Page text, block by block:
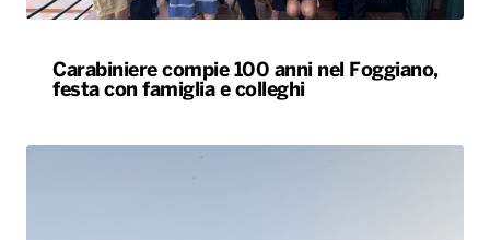
Carabiniere compie 100 anni nel Foggiano,
festa con famiglia e colleghi